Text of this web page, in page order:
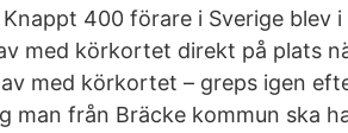
400 förare i Sverige blev i
med körkortet direkt på plats
med körkortet – greps igen
man från Bräcke kommun ska